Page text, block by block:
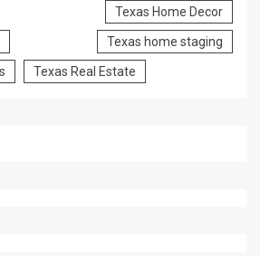
Texas Home Decor
Texas home staging
Texas Real Estate